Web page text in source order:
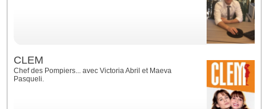
CLEM
Chef des Pompiers... avec Victoria Abril et Maeva
Pasqueli.